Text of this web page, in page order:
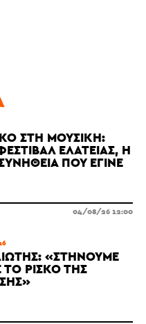
ΣΤΗ ΜΟΥΣΙΚΉ:
ΕΛΆΤΕΙΑΣ, Η
ΠΟΥ ΈΓΙΝΕ
04/08/26 12:00
«ΣΤΉΝΟΥΜΕ
ΤΟ ΡΊΣΚΟ ΤΗΣ